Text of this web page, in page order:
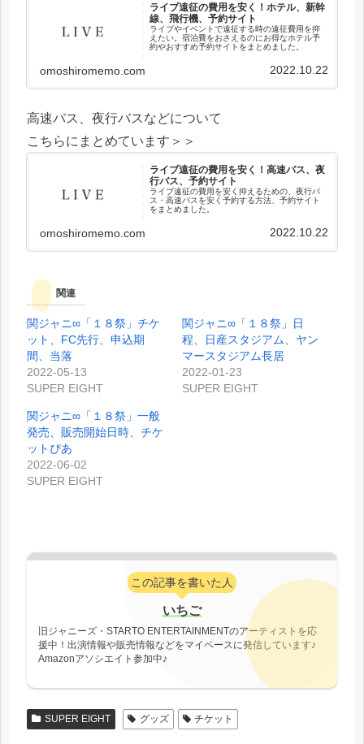
ライブ遠征の費用を安く！ホテル、新幹
線、飛行機、予約サイト
ライブやイベントで遠征する時の遠征費用を抑
えたい。宿泊費をおさえるのにお得なホテル予
約やおすすめ予約サイトをまとめました。
omoshiromemo.com 2022.10.22
高速バス、夜行バスなどについて
こちらにまとめています＞＞
ライブ遠征の費用を安く！高速バス、夜
行バス、予約サイト
ライブ遠征の費用を安く抑えるための、夜行バ
ス・高速バスを安く予約する方法、予約サイト
をまとめました。
omoshiromemo.com 2022.10.22
関連
関ジャニ∞「１８祭」チケ
ット、FC先行、申込期
間、当落
2022-05-13
SUPER EIGHT
関ジャニ∞「１８祭」日
程、日産スタジアム、ヤン
マースタジアム長居
2022-01-23
SUPER EIGHT
関ジャニ∞「１８祭」一般
発売、販売開始日時、チケ
ットぴあ
2022-06-02
SUPER EIGHT
この記事を書いた人
いちご
旧ジャニーズ・STARTO ENTERTAINMENTのアーティストを応
援中！出演情報や販売情報などをマイペースに発信しています♪
Amazonアソシエイト参加中♪
SUPER EIGHT グッズ チケット